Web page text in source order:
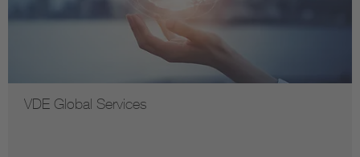
VDE Global Services